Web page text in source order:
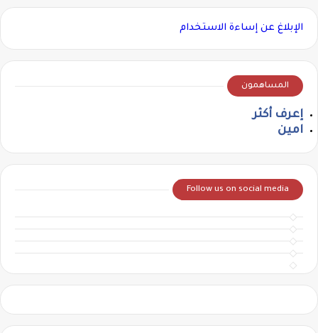
الإبلاغ عن إساءة الاستخدام
المساهمون
إعرف أكثر
امين
Follow us on social media